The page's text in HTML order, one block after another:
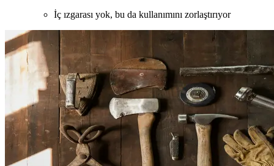
İç ızgarası yok, bu da kullanımını zorlaştırıyor